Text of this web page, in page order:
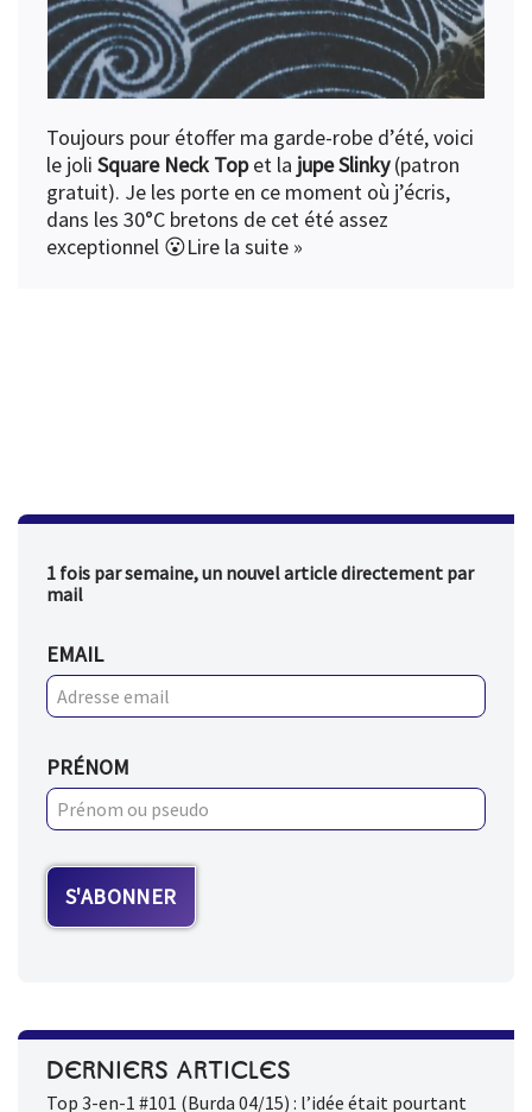
Toujours pour étoffer ma garde-robe d’été, voici
le joli Square Neck Topet la jupe Slinky(patron
gratuit). Je les porte en ce moment où j’écris,
dans les 30°C bretons de cet été assez
exceptionnel 😮Lire la suite »
1 fois par semaine, un nouvel article directement par
mail
EMAIL
PRÉNOM
DERNIERS ARTICLES
Top 3-en-1 #101 (Burda 04/15) : l’idée était pourtant